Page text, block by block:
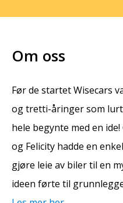
Om oss
Før de startet Wisecars
og tretti-åringer som
hele begynte med en
og Felicity hadde en
gjøre leie av biler til en
ideen førte til